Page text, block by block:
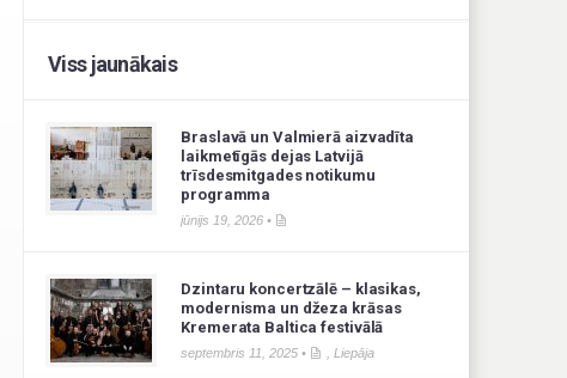
Viss jaunākais
Braslavā un Valmierā aizvadīta
laikmetīgās dejas Latvijā
trīsdesmitgades notikumu
programma
jūnijs 19, 2026 •
Dzintaru koncertzālē – klasikas,
modernisma un džeza krāsas
Kremerata Baltica festivālā
septembris 11, 2025 • ,Liepāja